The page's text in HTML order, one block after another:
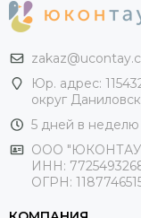
Юр. адрес:
округ
5 дней в неделю
ООО
ИНН:
ОГРН: